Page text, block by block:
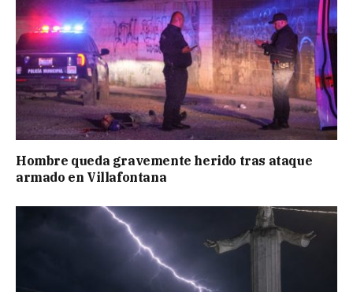
Hombre queda gravemente herido tras ataque
armado en Villafontana